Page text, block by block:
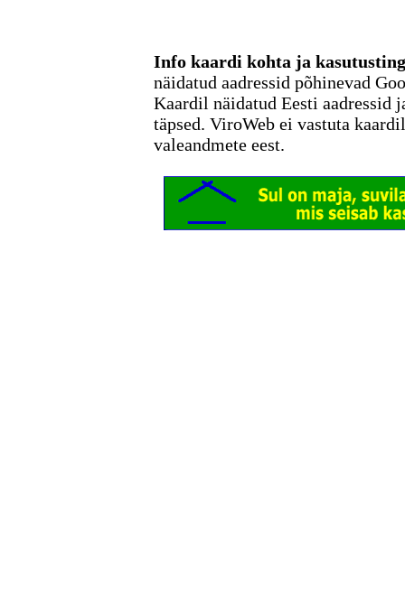
Info kaardi kohta ja
näidatud aadressid põhinevad
Kaardil näidatud Eesti aadressid
täpsed. ViroWeb ei vastuta
valeandmete eest.